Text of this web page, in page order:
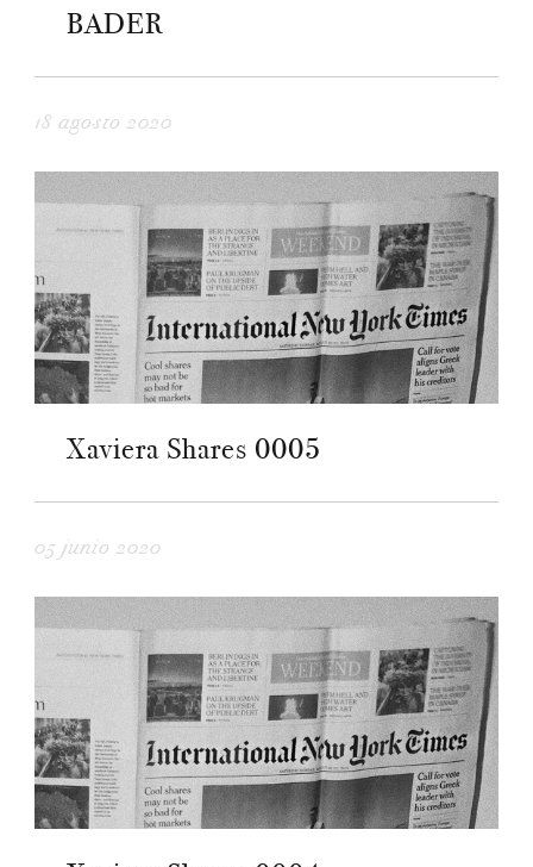
BADER
18 agosto 2020
Xaviera Shares 0005
05 junio 2020